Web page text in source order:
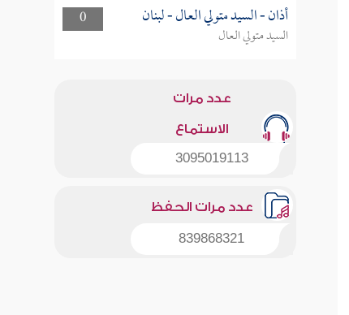
0
أذان - السيد متولي العال - لبنان
السيد متولي العال
عدد مرات
الاستماع
3095019113
عدد مرات الحفظ
839868321